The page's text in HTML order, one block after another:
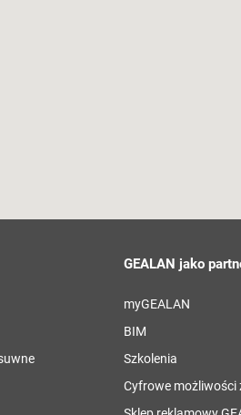
GEALAN jako
myGEALAN
BIM
Szkolenia
Cyfrowe możliwości